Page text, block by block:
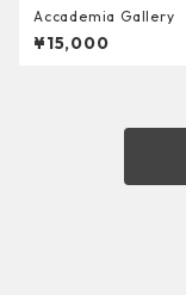
Accademia Gallery
¥15,000